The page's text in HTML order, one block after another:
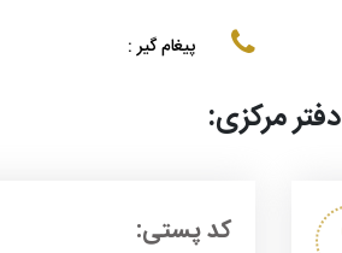
پیغام گیر :
دفتر مرکزی:
کد پستی: